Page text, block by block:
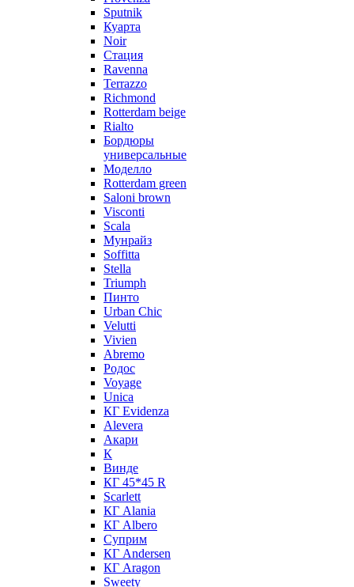
Sputnik
Куарта
Noir
Стация
Ravenna
Terrazzo
Richmond
Rotterdam beige
Rialto
Бордюры
универсальные
Моделло
Rotterdam green
Saloni brown
Visconti
Scala
Мунрайз
Soffitta
Stella
Triumph
Пинто
Urban Chic
Velutti
Vivien
Abremo
Родос
Voyage
Unica
КГ Evidenza
Alevera
Акари
К
Винде
КГ 45*45 R
Scarlett
КГ Alania
КГ Albero
Суприм
КГ Andersen
КГ Aragon
Sweety